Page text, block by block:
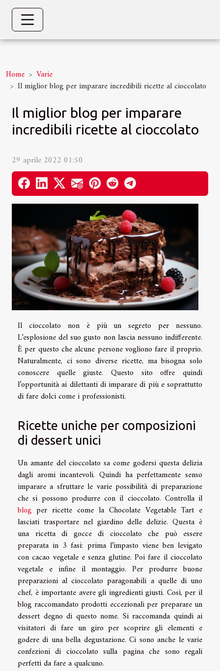
Home
Varie
Il miglior blog per imparare incredibili ricette al cioccolato
Il miglior blog per imparare
incredibili ricette al cioccolato
29 aprile 2022 01:50
Il cioccolato non è più un segreto per nessuno.
L’esplosione del suo gusto non lascia nessuno indifferente.
È per questo che alcune persone vogliono fare il proprio.
Naturalmente, ci sono diverse ricette, ma bisogna solo
conoscere quelle giuste. Questo sito offre quindi
l’opportunità ai dilettanti di imparare di più e soprattutto
di fare dolci come i professionisti.
Ricette uniche per composizioni
di dessert unici
Un amante del cioccolato sa come godersi questa delizia
dagli aromi incantevoli. Quindi ha perfettamente senso
imparare a sfruttare le varie possibilità di preparazione
che si possono produrre con il cioccolato. Controlla il
blog per ricette come la Chocolate Vegetable Tart e
lasciati trasportare nel giardino delle delizie. Questa è
una ricetta di gocce di cioccolato che può essere
preparata in 3 fasi: prima l’impasto viene ben levigato
con cacao vegetale e senza glutine. Poi fare il cioccolato
vegetale e infine il montaggio. Per produrre buone
preparazioni al cioccolato paragonabili a quelle di uno
chef, è importante avere gli ingredienti giusti. Così, per il
blog raccomandato prodotti eccezionali per preparare un
dessert degno di questo nome. Si raccomanda quindi ai
visitatori di fare un giro per scoprire gli elementi e
godere di una bella degustazione. Ci sono anche le varie
confezioni di cioccolato sulla pagina che sono regali
perfetti da fare a qualcuno.